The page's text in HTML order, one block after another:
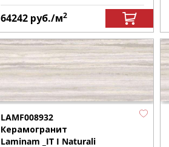
64242 руб./м2
LAMF008932
Керамогранит
Laminam _IT I Naturali